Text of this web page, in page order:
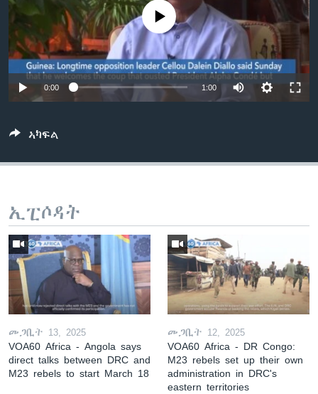
ቂሔ ጽልሚ
ቋንቋታት
No media source currently available
0:00 1:00
ኣካፍል
ኢፒሶዳት
መጋቢት 13, 2025
VOA60 Africa - Angola says
direct talks between DRC and
M23 rebels to start March 18
መጋቢት 12, 2025
VOA60 Africa - DR Congo:
M23 rebels set up their own
administration in DRC's
eastern territories